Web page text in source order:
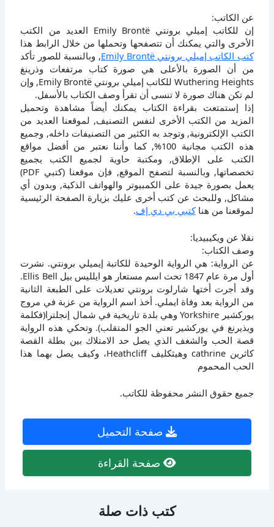
عن الكاتب:
إن للكاتب إميلي برونتي Emily Brontë العديد من الكتب
الأخرى والتي يمكنك أن تتصفحها وتحملها من خلال الرابط هذا
كتب الكاتب إميلي برونتي Emily Brontë
, وبالنسبة للصور تأكد
من أن الصورة بالأعلى هي صورة كتاب مرتفعات وذرينغ
Wuthering Heights للكاتب إميلي برونتي Emily Brontë, وإن
لم تكن هناك صورة لا تنسى أن تقرأ وصف الكتاب بالأسفل.
إذا إستمتعت بقراءة الكتاب يمكنك أيضاً مشاهدة وتحميل
المزيد من الكتب الأخرى لنفس التصنيف, لموقعنا العديد من
الكتب الإلكترونية, وتوجد به الكثير من التصنيفات داخله, وجميع
هذه الكتب مجانية 100%, كما وأننا نعتبر من أفضل مواقع
الكتب على الإطلاق, ومكتبة حاوية لجميع الكتب بجميع
تخصصاتها, وبالنسبة لتصفح الموقع, فإن موقعنا (كتبي PDF)
يعمل بصورة جيدة على الكمبيوتر والهواتف الذكية, وبدون أي
مشاكل, وللبحث عن كتب أخرى عليك بزيارة الصفحة الرئيسية
لموقعنا من هناكتبي بي دي إف.
نقلا عن ويكيبيديا:
وصف الكتاب:
عن الرواية: هي الرواية الوحيدة للكاتبة إيميلي برونتي. نشرت
أول مرة عام 1847 تحت اسم مستعار هو ايلليس بيل Ellis Bell.
وقد أجرت أختها شارلوت برونتي تعديلات على الطبعة الثانية
من الرواية بعد وفاة ايملي. أخذ اسم الرواية من عزبة في مروج
يوركشير Yorkshire وهي بلدة تاريخية في شمال إنجلترا(فكلمة
ويذيرنغ في يوركشير تعني الجو المتقلب). وتحكي هذه الرواية
قصة الحب والشغف الذي يصل حد الامتلاك بين بطلة القصة
كاثرين cathrine وهيثكليف Heathcliff، وكيف يصل بهما هذا
الحب المحموم
جميع حقوق النشر محفوظة للكاتب.
صفحة التحميل
صفحة القراءة
كتب ذات صلة